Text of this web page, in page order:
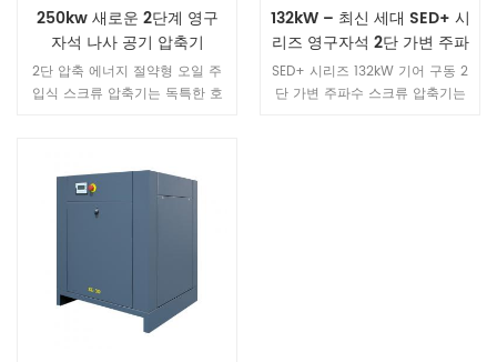
250kw 새로운 2단계 영구
자석 나사 공기 압축기
2단 압축 에너지 절약형 오일 주
입식 스크류 압축기는 독특한 호
뿐만 아니라 각 스테이지의 낮은
압축비, 로터와 베어링에 가해지
132kW – 최신 세대 SED+ 시
리즈 영구자석 2단 가변 주파
수 스크류 공기 압축기
SED+ 시리즈 132kW 기어 구동 2
단 가변 주파수 스크류 압축기는